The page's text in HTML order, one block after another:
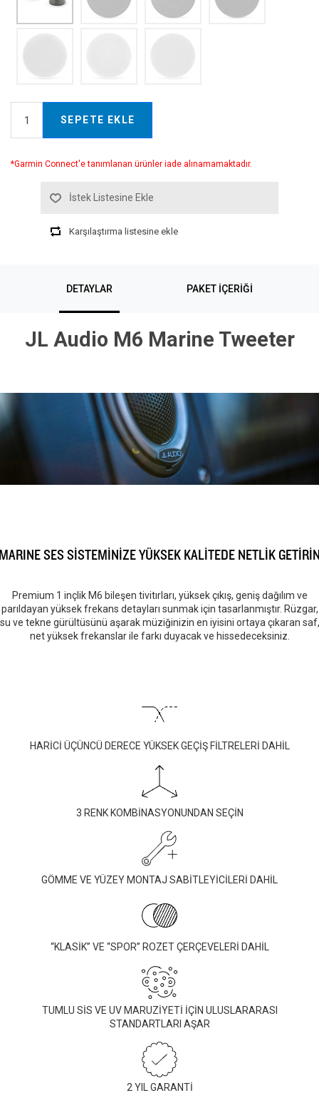
SEPETE EKLE
*Garmin Connect'e tanımlanan ürünler iade alınamamaktadır.
İstek Listesine Ekle
Karşılaştırma listesine ekle
DETAYLAR PAKET İÇERİĞİ
JL Audio M6 Marine Tweeter
SES SİSTEMİNİZE YÜKSEK KALİTEDE NETLİK
Premium 1 inçlik M6 bileşen tivitırları, yüksek çıkış, geniş dağılım ve
parıldayan yüksek frekans detayları sunmak için tasarlanmıştır. Rüzgar,
su ve tekne gürültüsünü aşarak müziğinizin en iyisini ortaya çıkaran saf,
net yüksek frekanslar ile farkı duyacak ve hissedeceksiniz.
HARİCİ ÜÇÜNCÜ DERECE YÜKSEK GEÇİŞ FİLTRELERİ DAHİL
3 RENK KOMBİNASYONUNDAN SEÇİN
GÖMME VE YÜZEY MONTAJ SABİTLEYİCİLERİ DAHİL
“KLASİK” VE “SPOR” ROZET ÇERÇEVELERİ DAHİL
TUMLU SİS VE UV MARUZİYETİ İÇİN ULUSLARARASI
STANDARTLARI AŞAR
2 YIL GARANTİ